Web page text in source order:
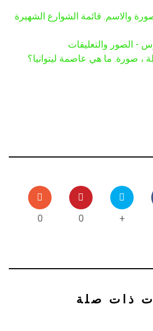
والاسم. قائمة الشوارع الشهيرة
- الصور والتعليقات
، صورة. ما هي عاصمة ليتوانيا؟
+
0
0
ذات صلة